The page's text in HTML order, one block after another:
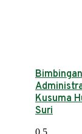
Kusuma
Suri